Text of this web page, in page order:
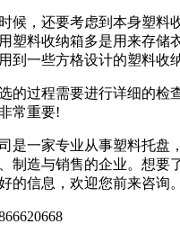
候，还要考虑到本身塑料
塑料收纳箱多是用来存储
到一些方格设计的塑料收
的过程需要进行详细的检
常重要!
是一家专业从事塑料托盘
制造与销售的企业。想要
的信息，欢迎您前来咨询。